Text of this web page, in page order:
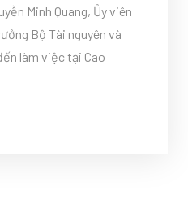
Minh Quang, Ủy viên
Bộ Tài nguyên và
làm việc tại Cao